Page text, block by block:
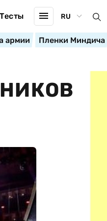
Тесты RU
армии Пленки Миндича